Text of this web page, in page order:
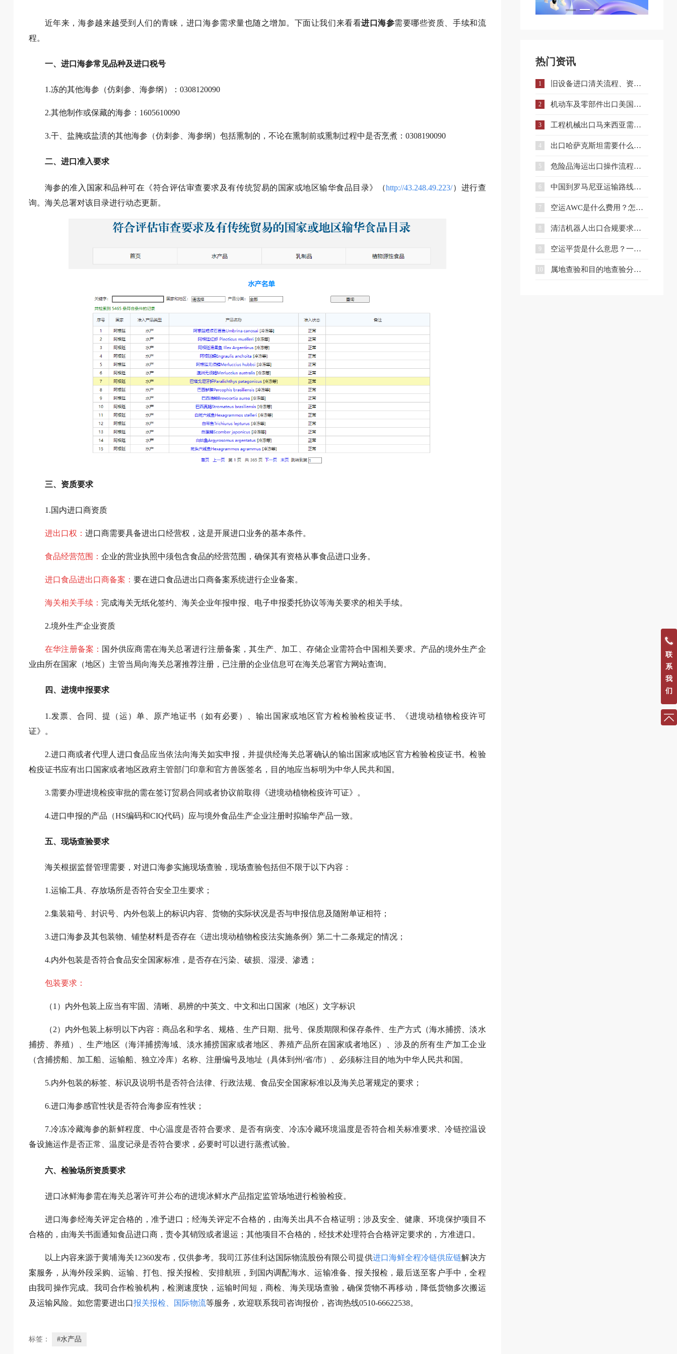
近年来，海参越来越受到人们的青睐，进口海参需求量也随之增加。下面让我们来看看进口海参需要哪些资质、手续和流
程。
一、进口海参常见品种及进口税号
1.冻的其他海参（仿刺参、海参纲）：0308120090
2.其他制作或保藏的海参：1605610090
3.干、盐腌或盐渍的其他海参（仿刺参、海参纲）包括熏制的，不论在熏制前或熏制过程中是否烹煮：0308190090
二、进口准入要求
海参的准入国家和品种可在《符合评估审查要求及有传统贸易的国家或地区输华食品目录》（http://43.248.49.223/）进行查
询。海关总署对该目录进行动态更新。
三、资质要求
1.国内进口商资质
进出口权： 进口商需要具备进出口经营权，这是开展进口业务的基本条件。
食品经营范围： 企业的营业执照中须包含食品的经营范围，确保其有资格从事食品进口业务。
进口食品进出口商备案： 要在进口食品进出口商备案系统进行企业备案。
海关相关手续： 完成海关无纸化签约、海关企业年报申报、电子申报委托协议等海关要求的相关手续。
2.境外生产企业资质
在华注册备案： 国外供应商需在海关总署进行注册备案，其生产、加工、存储企业需符合中国相关要求。产品的境外生产企
业由所在国家（地区）主管当局向海关总署推荐注册，已注册的企业信息可在海关总署官方网站查询。
四、进境申报要求
1.发票、合同、提（运）单、原产地证书（如有必要）、输出国家或地区官方检检验检疫证书、《进境动植物检疫许可
证》。
2.进口商或者代理人进口食品应当依法向海关如实申报，并提供经海关总署确认的输出国家或地区官方检验检疫证书。检验
检疫证书应有出口国家或者地区政府主管部门印章和官方兽医签名，目的地应当标明为中华人民共和国。
3.需要办理进境检疫审批的需在签订贸易合同或者协议前取得《进境动植物检疫许可证》。
4.进口申报的产品（HS编码和CIQ代码）应与境外食品生产企业注册时拟输华产品一致。
五、现场查验要求
海关根据监督管理需要，对进口海参实施现场查验，现场查验包括但不限于以下内容：
1.运输工具、存放场所是否符合安全卫生要求；
2.集装箱号、封识号、内外包装上的标识内容、货物的实际状况是否与申报信息及随附单证相符；
3.进口海参及其包装物、铺垫材料是否存在《进出境动植物检疫法实施条例》第二十二条规定的情况；
4.内外包装是否符合食品安全国家标准，是否存在污染、破损、湿浸、渗透；
包装要求：
（1）内外包装上应当有牢固、清晰、易辨的中英文、中文和出口国家（地区）文字标识
（2）内外包装上标明以下内容：商品名和学名、规格、生产日期、批号、保质期限和保存条件、生产方式（海水捕捞、淡水
捕捞、养殖）、生产地区（海洋捕捞海域、淡水捕捞国家或者地区、养殖产品所在国家或者地区）、涉及的所有生产加工企业
（含捕捞船、加工船、运输船、独立冷库）名称、注册编号及地址（具体到州/省/市）、必须标注目的地为中华人民共和国。
5.内外包装的标签、标识及说明书是否符合法律、行政法规、食品安全国家标准以及海关总署规定的要求；
6.进口海参感官性状是否符合海参应有性状；
7.冷冻冷藏海参的新鲜程度、中心温度是否符合要求、是否有病变、冷冻冷藏环境温度是否符合相关标准要求、冷链控温设
备设施运作是否正常、温度记录是否符合要求，必要时可以进行蒸煮试验。
六、检验场所资质要求
进口冰鲜海参需在海关总署许可并公布的进境冰鲜水产品指定监管场地进行检验检疫。
进口海参经海关评定合格的，准予进口；经海关评定不合格的，由海关出具不合格证明；涉及安全、健康、环境保护项目不
合格的，由海关书面通知食品进口商，责令其销毁或者退运；其他项目不合格的，经技术处理符合合格评定要求的，方准进口。
以上内容来源于黄埔海关12360发布，仅供参考。我司江苏佳利达国际物流股份有限公司提供进口海鲜全程冷链供应链解决方
案服务，从海外段采购、运输、打包、报关报检、安排航班，到国内调配海水、运输准备、报关报检，最后送至客户手中，全程
由我司操作完成。我司合作检验机构，检测速度快，运输时间短，商检、海关现场查验，确保货物不再移动，降低货物多次搬运
及运输风险。如您需要进出口报关报检 国际物流等服务，欢迎联系我司咨询报价，咨询热线0510-66622538。
标签： #水产品
热门资讯
1 旧设备进口清关流程、资料、时间与避坑指南
2 机动车及零部件出口美国注意：DOT认证全流程与合规要点详解
3 工程机械出口马来西亚需要什么手续和证件？
4 出口哈萨克斯坦需要什么认证？一文详解核心准入要求
5 危险品海运出口操作流程与注意事项全解析
6 中国到罗马尼亚运输路线详解与企业选择策略
7 空运AWC是什么费用？怎么收？和AWA有什么区别？
8 清洁机器人出口合规要求、流程与注意事项全解析
9 空运平货是什么意思？一文讲清计费规则及与重货、泡货的区别
10 属地查验和目的地查验分别是什么？一文看懂两者区别
联
系
我
们